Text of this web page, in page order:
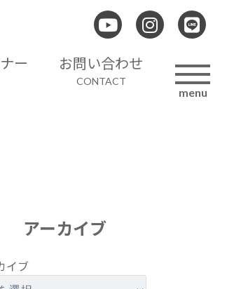
ー お問い合わせ
CONTACT
menu
アーカイブ
イブ